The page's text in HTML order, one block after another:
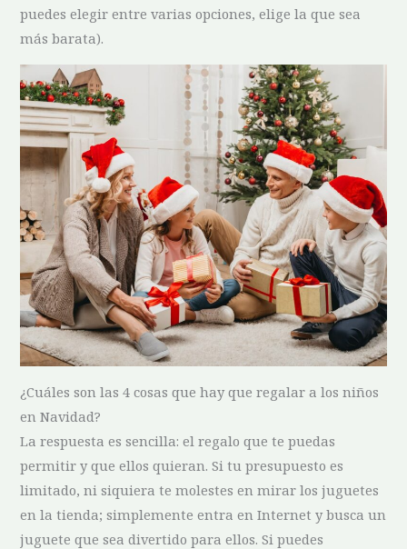
puedes elegir entre varias opciones, elige la que sea
más barata).
¿Cuáles son las 4 cosas que hay que regalar a los niños
en Navidad?
La respuesta es sencilla: el regalo que te puedas
permitir y que ellos quieran. Si tu presupuesto es
limitado, ni siquiera te molestes en mirar los juguetes
en la tienda; simplemente entra en Internet y busca un
juguete que sea divertido para ellos. Si puedes